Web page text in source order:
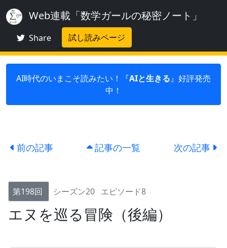
Web連載「数学ガールの秘密ノート」
Share 試し読みページ
AI時代のいまこそ読みたい！『AIと生きる』好評発売
中！
前の記事 記事の一覧 次の記事
第198回 シーズン20 エピソード8
エヌを巡る冒険（後編）